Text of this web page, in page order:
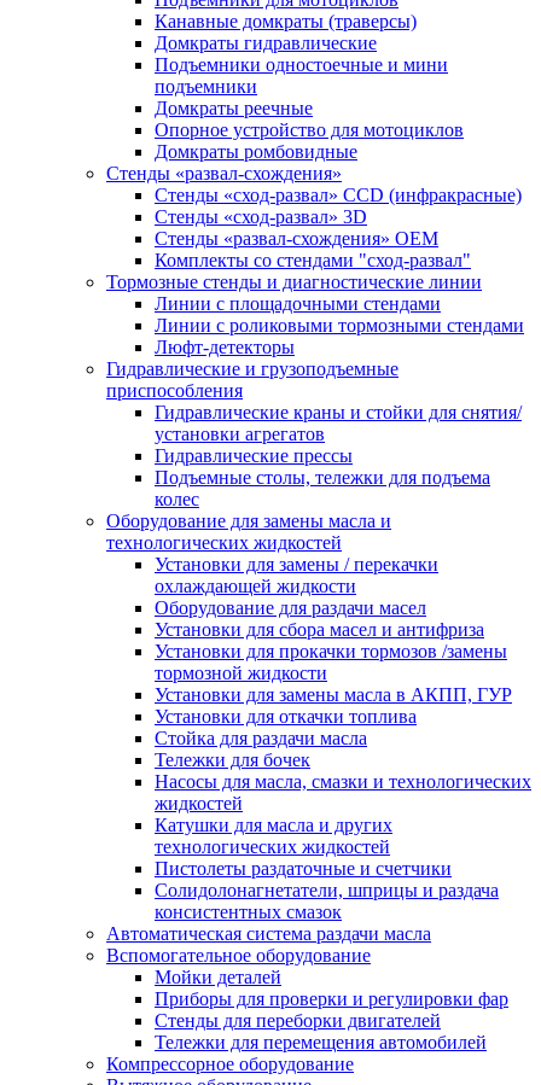
Канавные домкраты (траверсы)
Домкраты гидравлические
Подъемники одностоечные и мини
подъемники
Домкраты реечные
Опорное устройство для мотоциклов
Домкраты ромбовидные
Стенды «развал-схождения»
Стенды «сход-развал» CCD (инфракрасные)
Стенды «сход-развал» 3D
Стенды «развал-схождения» ОЕМ
Комплекты со стендами "сход-развал"
Тормозные стенды и диагностические линии
Линии с площадочными стендами
Линии с роликовыми тормозными стендами
Люфт-детекторы
Гидравлические и грузоподъемные
приспособления
Гидравлические краны и стойки для снятия/
установки агрегатов
Гидравлические прессы
Подъемные столы, тележки для подъема
колес
Оборудование для замены масла и
технологических жидкостей
Установки для замены / перекачки
охлаждающей жидкости
Оборудование для раздачи масел
Установки для сбора масел и антифриза
Установки для прокачки тормозов /замены
тормозной жидкости
Установки для замены масла в АКПП, ГУР
Установки для откачки топлива
Стойка для раздачи масла
Тележки для бочек
Насосы для масла, смазки и технологических
жидкостей
Катушки для масла и других
технологических жидкостей
Пистолеты раздаточные и счетчики
Солидолонагнетатели, шприцы и раздача
консистентных смазок
Автоматическая система раздачи масла
Вспомогательное оборудование
Мойки деталей
Приборы для проверки и регулировки фар
Стенды для переборки двигателей
Тележки для перемещения автомобилей
Компрессорное оборудование